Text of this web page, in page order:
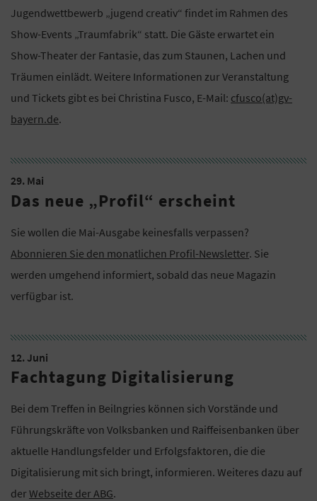
Jugendwettbewerb „jugend creativ“ findet im Rahmen des
Show-Events „Traumfabrik“ statt. Die Gäste erwartet ein
Show-Theater der Fantasie, das zum Staunen, Lachen und
Träumen einlädt. Weitere Informationen zur Veranstaltung
und Tickets gibt es bei Christina Fusco, E-Mail: cfusco(at)gv-
bayern.de.
29. Mai
Das neue „Profil“ erscheint
Sie wollen die Mai-Ausgabe keinesfalls verpassen?
Abonnieren Sie den monatlichen Profil-Newsletter. Sie
werden umgehend informiert, sobald das neue Magazin
verfügbar ist.
12. Juni
Fachtagung Digitalisierung
Bei dem Treffen in Beilngries können sich Vorstände und
Führungskräfte von Volksbanken und Raiffeisenbanken über
aktuelle Handlungsfelder und Erfolgsfaktoren, die die
Digitalisierung mit sich bringt, informieren. Weiteres dazu auf
derWebseite der ABG.